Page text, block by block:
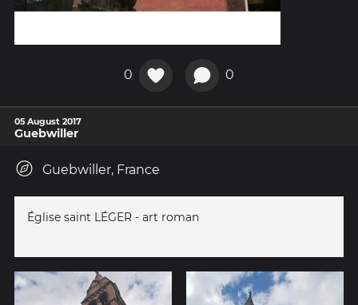
0 0
05 August 2017
Guebwiller
Guebwiller, France
Église saint LÉGER - art roman